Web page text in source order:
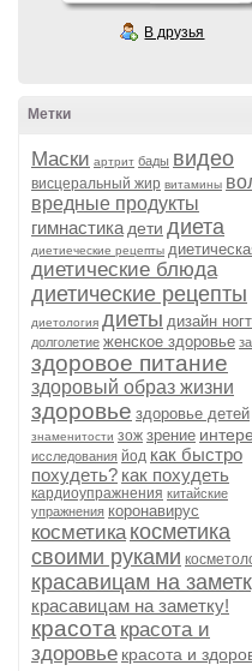
В друзья
Метки
Маски артрит бады видео
висцеральный жир витамины
вредные продукты
гимнастика дети диета
диетиеческие рецепты
диетические блюда
диетические рецепты
диетология диеты дизайн
долголетие женское здоровье
здоровое питание
здоровый образ жизни
здоровье здоровье детей
знаменитости зож зрение
исследования йод как быстро
похудеть? как похудеть
кардиоупражнения китайские
упражнения коронавирус
косметика косметика
своими руками
красавицам на
красавицам на заметку!
красота красота и
здоровье красота и